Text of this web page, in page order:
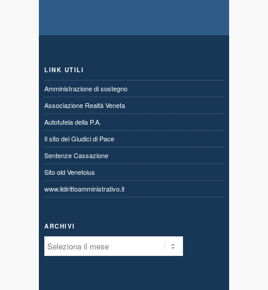
LINK UTILI
Amministrazione di sostegno
Associazione Realtà Veneta
Autotutela della P.A.
Il sito dei Giudici di Pace
Sentenze Cassazione
Sito old Venetoius
www.ildirittoamministrativo.it
ARCHIVI
Archivi